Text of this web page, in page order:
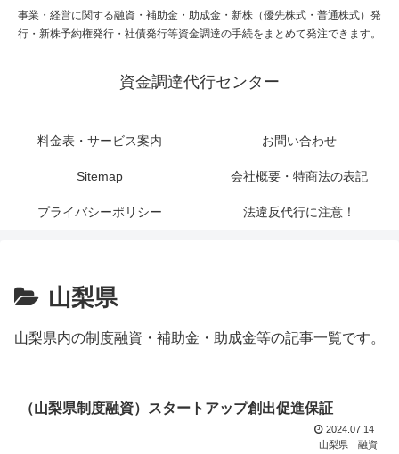
事業・経営に関する融資・補助金・助成金・新株（優先株式・普通株式）発
行・新株予約権発行・社債発行等資金調達の手続をまとめて発注できます。
資金調達代行センター
料金表・サービス案内 お問い合わせ
Sitemap 会社概要・特商法の表記
プライバシーポリシー 法違反代行に注意！
山梨県
山梨県内の制度融資・補助金・助成金等の記事一覧です。
（山梨県制度融資）スタートアップ創出促進保証
2024.07.14
山梨県
融資